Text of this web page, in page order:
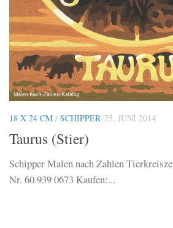
18 X 24 CM / SCHIPPER 25. JUNI 2014
Taurus (Stier)
Schipper Malen nach Zahlen
Nr. 60 939 0673 Kaufen:...